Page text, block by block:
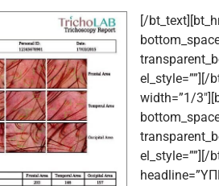
[/
el_style=””][/
width=”1/
el_style=””][/